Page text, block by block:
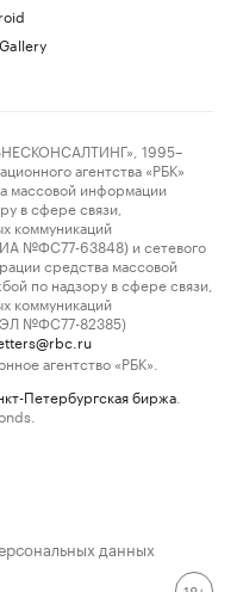
1995–
агентства «РБК»
массовой информации
в сфере связи,
коммуникаций
№ФС77-63848) и сетевого
средства массовой
по надзору в сфере связи,
коммуникаций
ЭЛ №ФС77-82385)
агентство «РБК».
Петербургская биржа
данных